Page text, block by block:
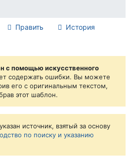
Править История
с помощью искусственного
содержать ошибки. Вы можете
его с оригинальным текстом,
этот шаблон.
источник, взятый за основу
по поиску и указанию